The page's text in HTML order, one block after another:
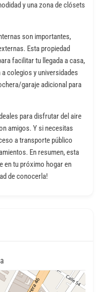
y una zona de clósets
son importantes,
Esta propiedad
facilitar tu llegada a casa,
colegios y universidades
garaje adicional para
para disfrutar del aire
amigos. Y si necesitas
a transporte público
En resumen, esta
en tu próximo hogar en
de conocerla!